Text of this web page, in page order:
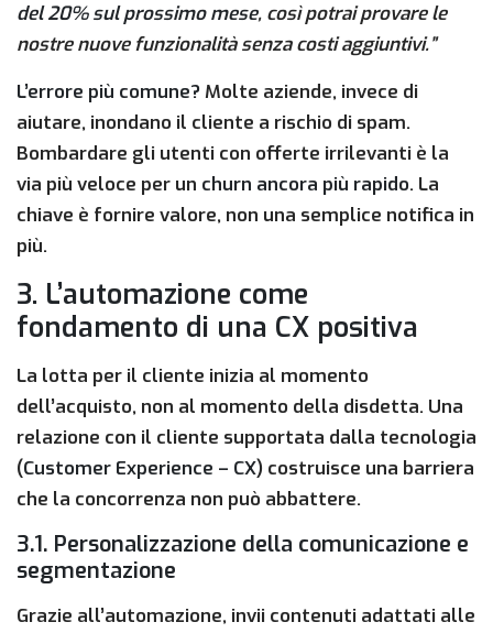
del 20% sul prossimo mese, così potrai provare le
nostre nuove funzionalità senza costi aggiuntivi.”
L’errore più comune?Molte aziende, invece di
aiutare, inondano il cliente a rischio di spam.
Bombardare gli utenti con offerte irrilevanti è la
via più veloce per un churn ancora più rapido. La
chiave è fornire valore, non una semplice notifica in
più.
3. L’automazione come
fondamento di una CX positiva
La lotta per il cliente inizia al momento
dell’acquisto, non al momento della disdetta. Una
relazione con il cliente supportata dalla tecnologia
(Customer Experience – CX) costruisce una barriera
che la concorrenza non può abbattere.
3.1. Personalizzazione della comunicazione e
segmentazione
Grazie all’automazione, invii contenuti adattati alle